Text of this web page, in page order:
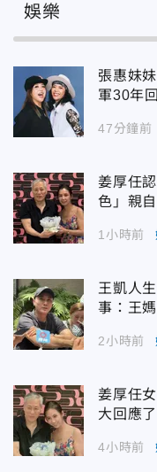
娛樂
張惠妹
軍30年
47分鐘前
姜厚任
色」親
1小時前
王凱人
事：王
2小時前
姜厚任
大回應了
4小時前